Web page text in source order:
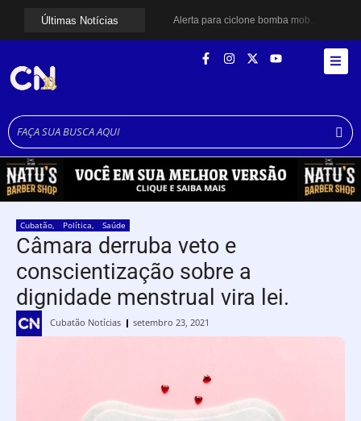
Últimas Notícias
Alerta para ciclone bomba mobiliza moradores de Cubatão após estragos causados por vendaval
Santos avança com proposta para municipalizar manutenção das calçadas
Cubatão orienta população sobre esquema vacinal contra sarampo e poliomielite
Pai e filho ficam feridos após se esfaquearem durante briga em Cubatão
Cubatão, Política, Saúde
Câmara derruba veto e
conscientização sobre a
dignidade menstrual vira lei.
Cubatão Notícias setembro 23, 2021